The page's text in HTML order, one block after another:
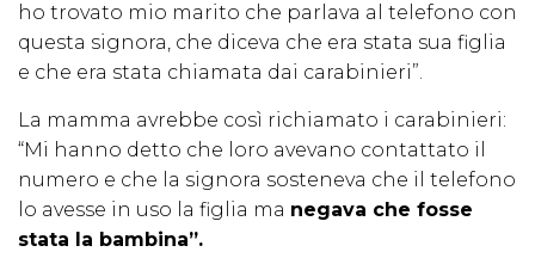
ho trovato mio marito che parlava al telefono con
questa signora, che diceva che era stata sua figlia
e che era stata chiamata dai carabinieri”.
La mamma avrebbe così richiamato i carabinieri:
“Mi hanno detto che loro avevano contattato il
numero e che la signora sosteneva che il telefono
lo avesse in uso la figlia ma negava che fosse
stata la bambina”.